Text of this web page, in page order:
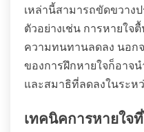
เหล่านี้สามารถขัดขวาง
ตัวอย่างเช่น การหายใจ
ความทนทานลดลง นอก
ของการฝึกหายใจก็อาจ
และสมาธิที่ลดลงในระห
เทคนิคการหายใจ